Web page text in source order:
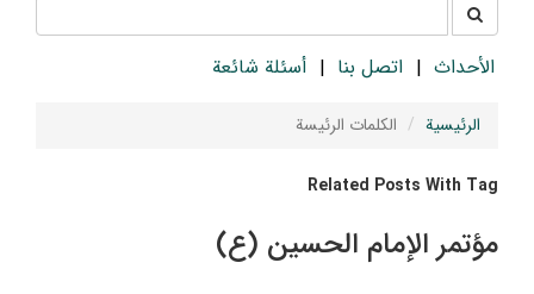
جستجو
در
سایتالأحداث اتصل بنا أسئلة شائعة
الرئيسية الکلمات الرئيسة
Related Posts With Tag
مؤتمر الإمام الحسين (ع)